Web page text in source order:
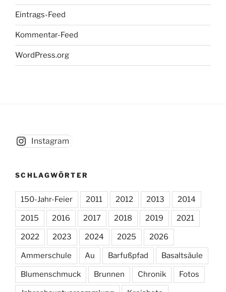
Eintrags-Feed
Kommentar-Feed
WordPress.org
Instagram
SCHLAGWÖRTER
150-Jahr-Feier 2011 2012 2013 2014
2015 2016 2017 2018 2019 2021
2022 2023 2024 2025 2026
Ammerschule Au Barfußpfad Basaltsäule
Blumenschmuck Brunnen Chronik Fotos